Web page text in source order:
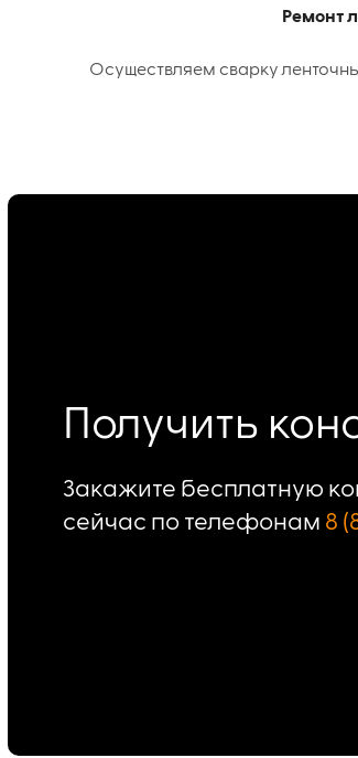
Ремонт
Осуществляем сварку
Получить
Закажите бесплатную
сейчас по телефонам 8